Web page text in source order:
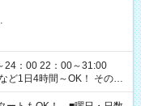
24：00 22：00～31:00
4時間～OK！ その他
談ください！